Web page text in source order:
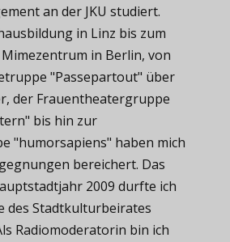
an der JKU studiert.
in Linz bis zum
in Berlin, von
"Passepartout" über
der Frauentheatergruppe
bis hin zur
"humorsapiens" haben mich
bereichert. Das
2009 durfte ich
des Stadtkulturbeirates
Radiomoderatorin bin ich